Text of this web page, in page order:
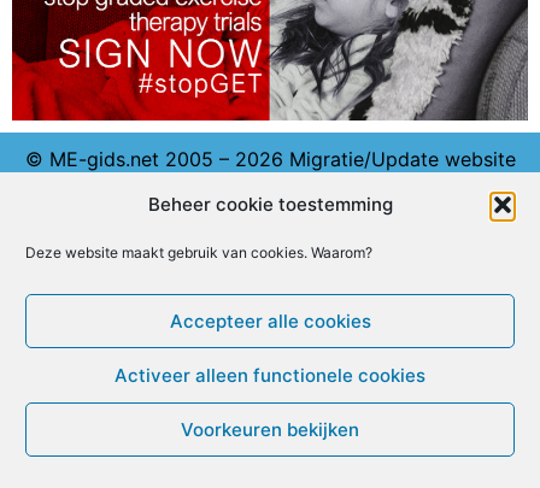
Beheer cookie toestemming
Deze website maakt gebruik van cookies. Waarom?
Accepteer alle cookies
Activeer alleen functionele cookies
Voorkeuren bekijken
© ME-gids.net 2005 – 2026 Migratie/Update website